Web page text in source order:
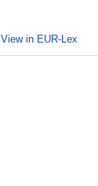
View in EUR-Lex